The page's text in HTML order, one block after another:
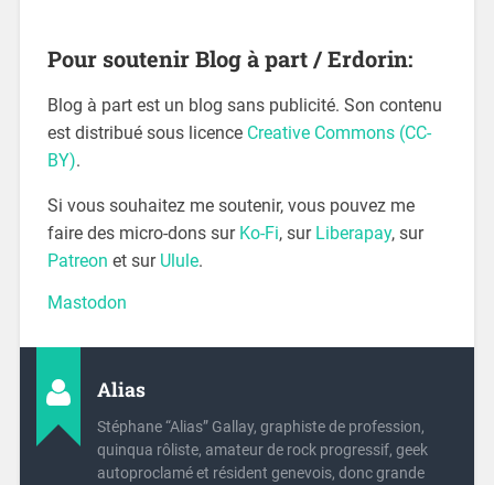
Pour soutenir Blog à part / Erdorin:
Blog à part est un blog sans publicité. Son contenu
est distribué sous licence Creative Commons (CC-
BY).
Si vous souhaitez me soutenir, vous pouvez me
faire des micro-dons sur Ko-Fi, sur Liberapay, sur
Patreon et sur Ulule.
Mastodon
Alias
Stéphane “Alias” Gallay, graphiste de profession,
quinqua rôliste, amateur de rock progressif, geek
autoproclamé et résident genevois, donc grande